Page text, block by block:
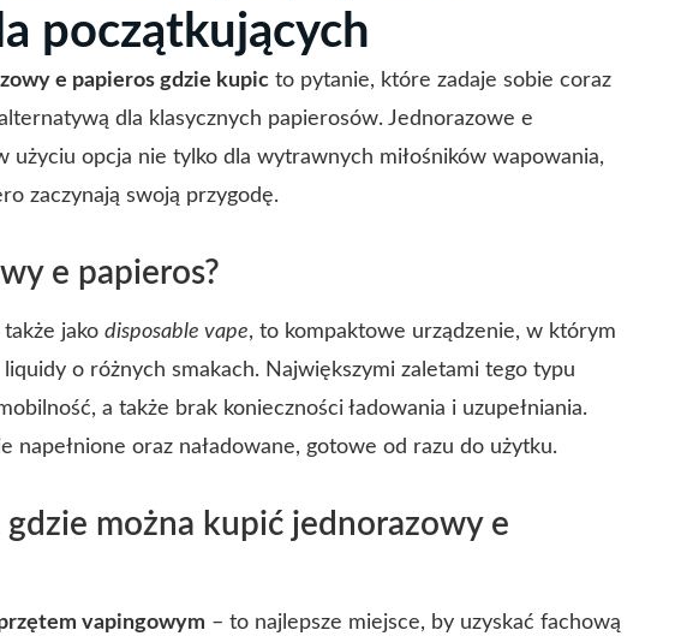
początkujących
e papieros gdzie kupic to pytanie, które zadaje sobie coraz
dla klasycznych papierosów. Jednorazowe e
użyciu opcja nie tylko dla wytrawnych miłośników wapowania,
zaczynają swoją przygodę.
e papieros?
jako disposable vape, to kompaktowe urządzenie, w którym
o różnych smakach. Największymi zaletami tego typu
a także brak konieczności ładowania i uzupełniania.
napełnione oraz naładowane, gotowe od razu do użytku.
gdzie można kupić jednorazowy e
vapingowym – to najlepsze miejsce, by uzyskać fachową